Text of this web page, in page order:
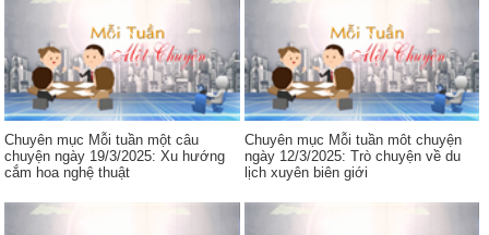
Chuyên mục Mỗi tuần một câu
chuyện ngày 19/3/2025: Xu hướng
cắm hoa nghệ thuật
Chuyên mục Mỗi tuần môt chuyện
ngày 12/3/2025: Trò chuyện về du
lịch xuyên biên giới